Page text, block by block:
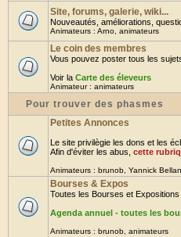
Site, forums, galerie, wiki...
Nouveautés, améliorations,
Animateurs : Arno animateurs
Le coin des membres
Vous pouvez poster tous les
Voir la Carte des éleveurs
Animateur : animateurs
Pour trouver des phasmes
Petites Annonces
Le site privilègie les dons et les
Afin d'éviter les abus, cette
Animateurs : brunob Yannick
Bourses & Expos
Toutes les Bourses et
Agenda annuel - toutes les
Animateurs : brunob animateurs